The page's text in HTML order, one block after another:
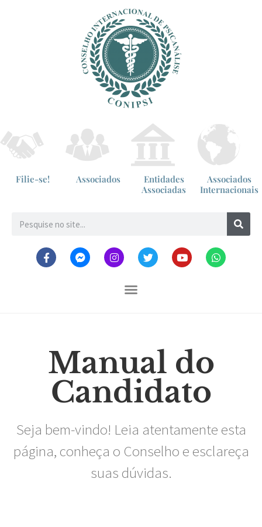
Filie-se! Associados
Entidades
Associadas
Associados
Internacionais
Manual do
Candidato
Seja bem-vindo! Leia atentamente esta
página, conheça o Conselho e esclareça
suas dúvidas.